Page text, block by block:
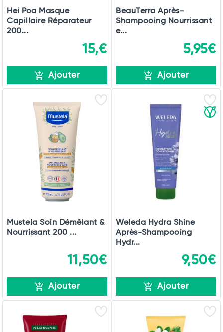
Hei Poa Masque
Capillaire Réparateur
200...
15,€
Ajouter
BeauTerra Après-
Shampooing Nourrissant
e...
5,95€
Ajouter
Mustela Soin Démêlant &
Nourrissant 200 ...
11,50€
Ajouter
Weleda Hydra Shine
Après-Shampooing
Hydr...
9,50€
Ajouter